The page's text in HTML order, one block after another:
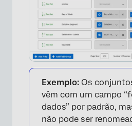
Exemplo: Os
vêm com um campo
dados” por padrão,
não pode ser